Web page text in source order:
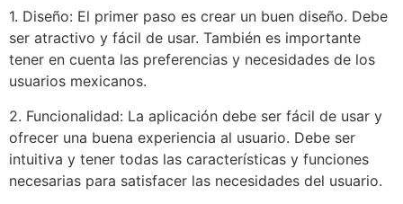
1. Diseño: El primer paso es crear un buen diseño. Debe
ser atractivo y fácil de usar. También es importante
tener en cuenta las preferencias y necesidades de los
usuarios mexicanos.
2. Funcionalidad: La aplicación debe ser fácil de usar y
ofrecer una buena experiencia al usuario. Debe ser
intuitiva y tener todas las características y funciones
necesarias para satisfacer las necesidades del usuario.